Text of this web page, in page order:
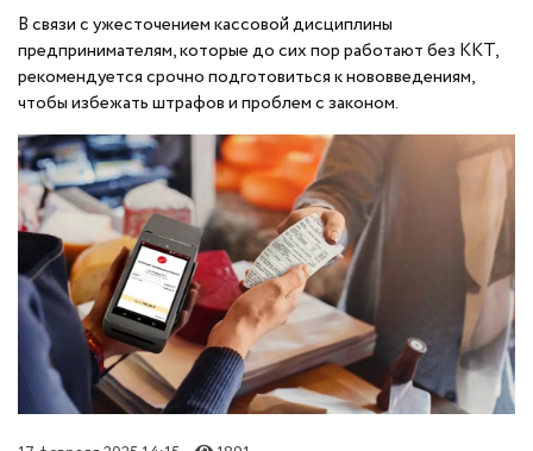
В связи с ужесточением кассовой дисциплины
предпринимателям, которые до сих пор работают без ККТ,
рекомендуется срочно подготовиться к нововведениям,
чтобы избежать штрафов и проблем с законом.